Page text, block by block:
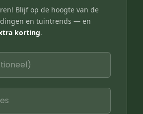
Blijf op de hoogte van de
en tuintrends — en
korting.